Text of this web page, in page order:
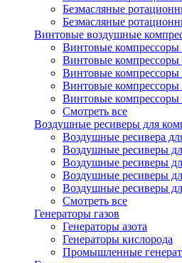
Безмасляные
Безмасляные
Винтовые воздушные
Винтовые компрессоры
Винтовые компрессоры
Винтовые компрессоры
Винтовые компрессоры
Винтовые компрессоры
Смотреть все
Воздушные ресиверы для
Воздушные ресивера
Воздушные ресиверы
Воздушные ресиверы
Воздушные ресиверы
Воздушные ресиверы
Смотреть все
Генераторы газов
Генераторы азота
Генераторы кислорода
Промышленные